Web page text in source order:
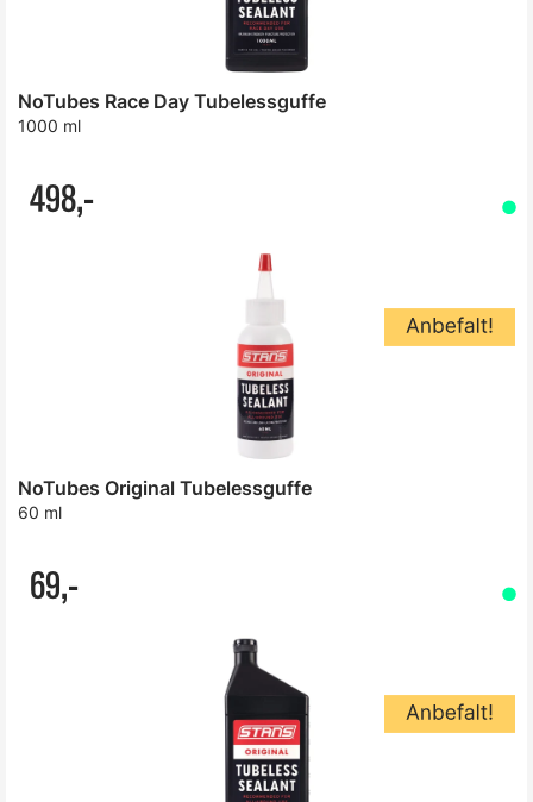
NoTubes Race Day Tubelessguffe
1000 ml
498,-
NoTubes Original Tubelessguffe
60 ml
69,-